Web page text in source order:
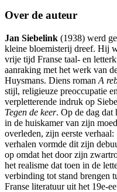
Over de auteur
Jan Siebelink (1938) werd
kleine bloemisterij dreef. Hij
vrije tijd Franse taal- en
aanraking met het werk van
Huysmans. Diens roman A
stijl, religieuze preoccupatie
verpletterende indruk op
Tegen de keer. Op de dag dat
in de huiskamer van zijn
overleden, zijn eerste verhaal:
verhalen vormde dit zijn
op omdat het door zijn
het realisme dat toen in de
verbinding tot stand brengen
Franse literatuur uit het 19e-